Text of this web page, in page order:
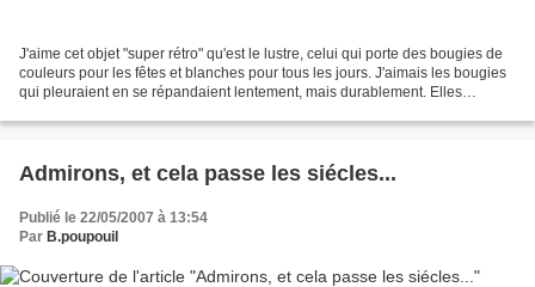
J'aime cet objet "super rétro" qu'est le lustre, celui qui porte des bougies de
couleurs pour les fêtes et blanches pour tous les jours. J'aimais les bougies
qui pleuraient en se répandaient lentement, mais durablement. Elles
Admirons, et cela passe les siécles...
Publié le 22/05/2007 à 13:54
Par B.poupouil